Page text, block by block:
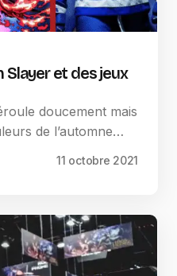
Slayer et des jeux
doucement mais
de l’automne…
11 octobre 2021